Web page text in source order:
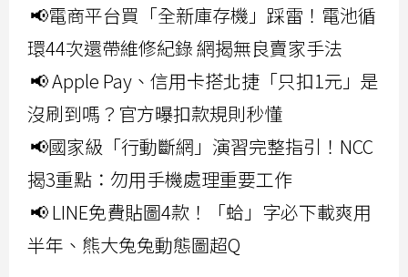
📢電商平台買「全新庫存機」踩雷！電池循
環44次還帶維修紀錄 網揭無良賣家手法
📢 Apple Pay、信用卡搭北捷「只扣1元」是
沒刷到嗎？官方曝扣款規則秒懂
📢國家級「行動斷網」演習完整指引！NCC
揭3重點：勿用手機處理重要工作
📢 LINE免費貼圖4款！「蛤」字必下載爽用
半年、熊大兔兔動態圖超Q